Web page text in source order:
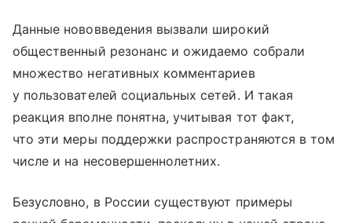
Данные нововведения вызвали широкий
общественный резонанс и ожидаемо собрали
множество негативных комментариев
у пользователей социальных сетей. И такая
реакция вполне понятна, учитывая тот факт,
что эти меры поддержки распространяются в том
числе и на несовершеннолетних.
Безусловно, в России существуют примеры